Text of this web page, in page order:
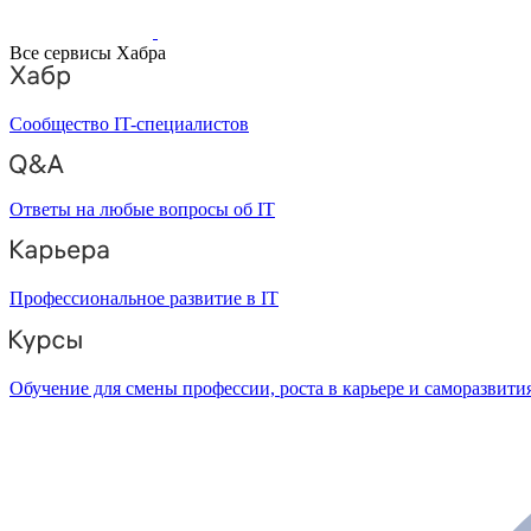
Все сервисы Хабра
Сообщество IT-специалистов
Ответы на любые вопросы об IT
Профессиональное развитие в IT
Обучение для смены профессии, роста в карьере и